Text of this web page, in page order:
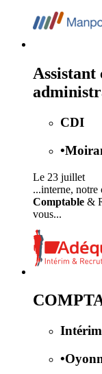
Assistant
CDI
•
Le 23 juillet
...interne, notre
Comptable &
vous...
Intérim
•